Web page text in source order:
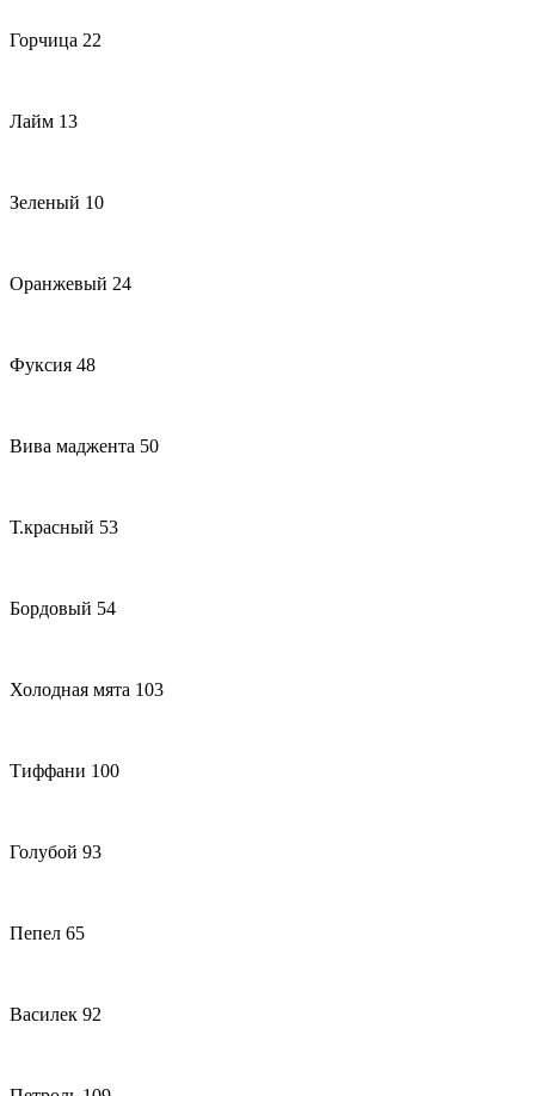
Горчица 22
Лайм 13
Зеленый 10
Оранжевый 24
Фуксия 48
Вива маджента 50
Т.красный 53
Бордовый 54
Холодная мята 103
Тиффани 100
Голубой 93
Пепел 65
Василек 92